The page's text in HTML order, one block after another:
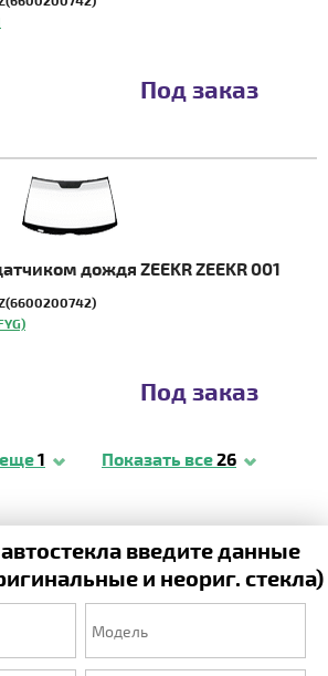
Под заказ
дождя ZEEKR ZEEKR 001
Под заказ
1 Показать все26
введите данные
и неориг. стекла)